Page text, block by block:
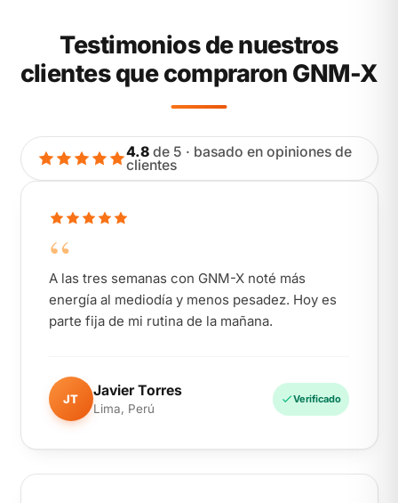
Testimonios de nuestros
clientes que compraron GNM-X
4.8de 5 · basado en opiniones de
clientes
“
A las tres semanas con GNM-X noté más
energía al mediodía y menos pesadez. Hoy es
parte fija de mi rutina de la mañana.
JT Javier Torres
Lima, Perú
Verificado